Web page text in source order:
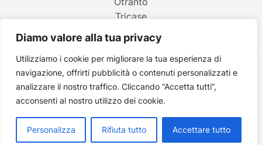
Diamo valore alla tua privacy
Utilizziamo i cookie per migliorare la tua esperienza di
navigazione, offrirti pubblicità o contenuti personalizzati e
analizzare il nostro traffico. Cliccando “Accetta tutti”,
acconsenti al nostro utilizzo dei cookie.
Personalizza Rifiuta tutto Accettare tutto
Tricase
Copyright © 2026 Belpaese | Periodico d'informazione del
Salento - P.IVA 4637850753 - Testata registrata il 18 gennaio